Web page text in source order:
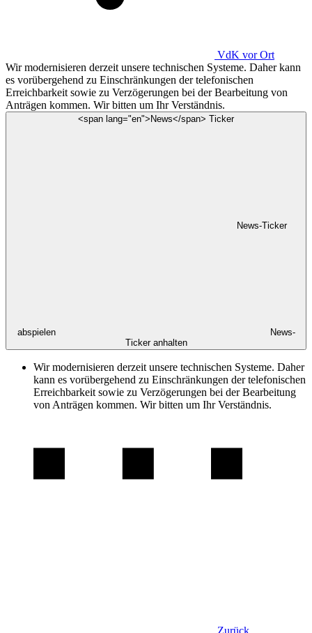
VdK vor Ort
Wir modernisieren derzeit unsere technischen Systeme. Daher kann
es vorübergehend zu Einschränkungen der telefonischen
Erreichbarkeit sowie zu Verzögerungen bei der Bearbeitung von
Anträgen kommen. Wir bitten um Ihr Verständnis.
<span lang="en">News</span> Ticker
News-Ticker
abspielen
News-
Ticker anhalten
Wir modernisieren derzeit unsere technischen Systeme. Daher
kann es vorübergehend zu Einschränkungen der telefonischen
Erreichbarkeit sowie zu Verzögerungen bei der Bearbeitung
von Anträgen kommen. Wir bitten um Ihr Verständnis.
Zurück